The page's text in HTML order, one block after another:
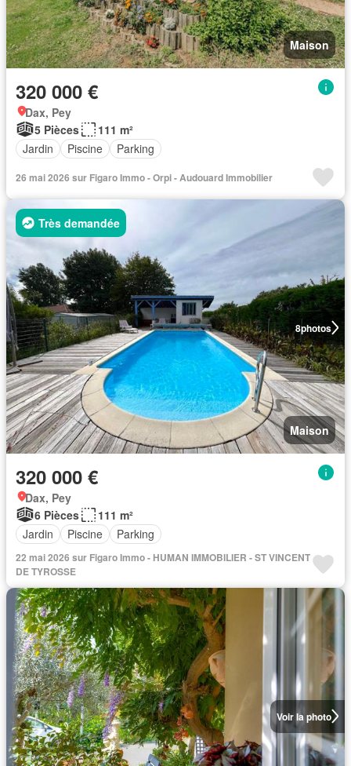
Maison
320 000 €
Dax, Pey
5 Pièces
111 m²
Jardin
Piscine Parking
26 mai 2026 sur Figaro Immo - Orpi - Audouard Immobilier
8photos
Très demandée
Maison
320 000 €
Dax, Pey
6 Pièces
111 m²
Jardin
Piscine Parking
22 mai 2026 sur Figaro Immo - HUMAN IMMOBILIER - ST VINCENT
DE TYROSSE
Voir la photo